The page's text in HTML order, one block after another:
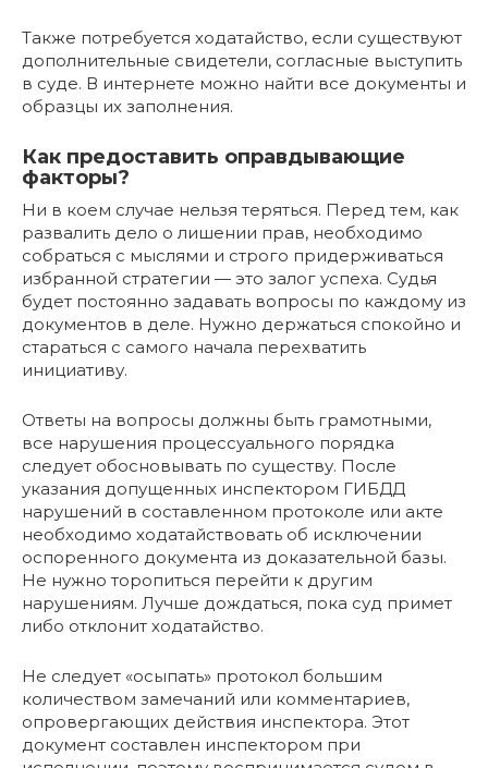
Также потребуется ходатайство, если существуют
дополнительные свидетели, согласные выступить
в суде. В интернете можно найти все документы и
образцы их заполнения.
Как предоставить оправдывающие
факторы?
Ни в коем случае нельзя теряться. Перед тем, как
развалить дело о лишении прав, необходимо
собраться с мыслями и строго придерживаться
избранной стратегии — это залог успеха. Судья
будет постоянно задавать вопросы по каждому из
документов в деле. Нужно держаться спокойно и
стараться с самого начала перехватить
инициативу.
Ответы на вопросы должны быть грамотными,
все нарушения процессуального порядка
следует обосновывать по существу. После
указания допущенных инспектором ГИБДД
нарушений в составленном протоколе или акте
необходимо ходатайствовать об исключении
оспоренного документа из доказательной базы.
Не нужно торопиться перейти к другим
нарушениям. Лучше дождаться, пока суд примет
либо отклонит ходатайство.
Не следует «осыпать» протокол большим
количеством замечаний или комментариев,
опровергающих действия инспектора. Этот
документ составлен инспектором при